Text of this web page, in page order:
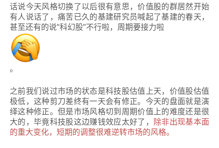
话说今天风格切换了以后很有意思，价值股的群居然开始
有人说话了，痛苦已久的基建研究员喊起了基建的春天，
甚至还有的说“科幻股”不行啦，周期要接力啦
。
之前我们说过市场的状态是科技股估值上天，价值股估值
极低，这种剪刀差终有一天会有修正。今天的盘面就是演
绎这种修正。但是市场风格切到周期价值上的难度还是很
大的，毕竟科技股这边赚钱效应太好了， 除非出现基本面
的重大变化，短期的调整很难逆转市场的风格。